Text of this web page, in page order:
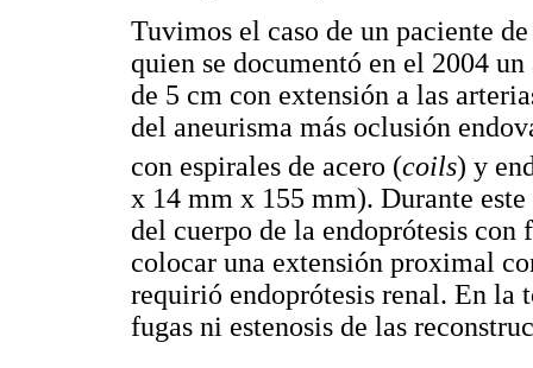
Tuvimos el caso de un paciente
quien se documentó en el 2004
de 5 cm con extensión a las
del aneurisma más oclusión
con espirales de acero (coils) y
x 14 mm x 155 mm). Durante
del cuerpo de la endoprótesis con
colocar una extensión proximal
requirió endoprótesis renal. En la
fugas ni estenosis de las